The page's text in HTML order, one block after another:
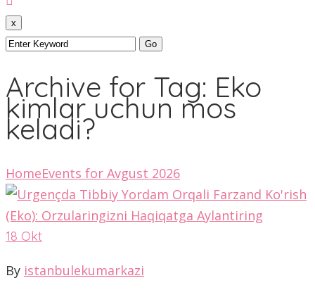
x
Archive for Tag: Eko
kimlar uchun mos
keladi?
HomeEvents for Avgust 2026
18 Okt
By istanbulekumarkazi